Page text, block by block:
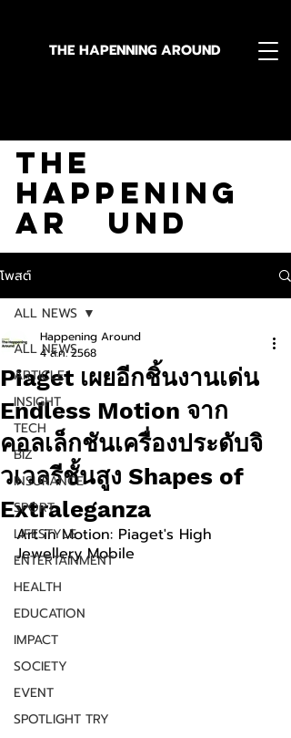
THE HAPENNING AROUND
The
Happening
Ar und
โพสต์
ALL NEWS
ARTICLE
INSIGHT
TECH
BIZ
INSURANCE
SPORT
LIFESTYLE
ENTERTAINMENT
HEALTH
EDUCATION
IMPACT
SOCIETY
EVENT
SPOTLIGHT TRY
ALL NEWS
Piaget เผยอีกชิ้นงานเด่น
Endless Motion จาก
คอลเล็กชันเครื่องประดับจิ
วเวลรีชั้นสูง Shapes of
Extraleganza
Happening Around
4 ส.ค. 2568
Art in Motion: Piaget's High
Jewellery Mobile